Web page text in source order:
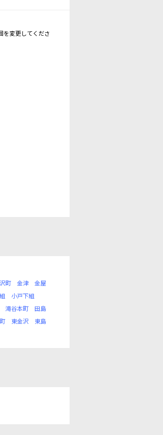
変更してくださ
町 金津
金屋
小戸下組
滝谷本町
田島
東金沢
東島